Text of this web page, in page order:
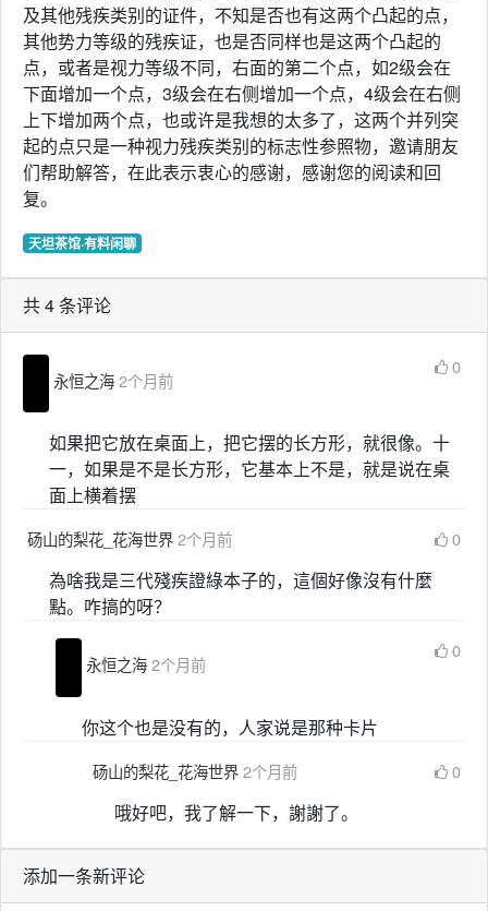
及其他残疾类别的证件，不知是否也有这两个凸起的点，
其他势力等级的残疾证，也是否同样也是这两个凸起的
点，或者是视力等级不同，右面的第二个点，如2级会在
下面增加一个点，3级会在右侧增加一个点，4级会在右侧
上下增加两个点，也或许是我想的太多了，这两个并列突
起的点只是一种视力残疾类别的标志性参照物，邀请朋友
们帮助解答，在此表示衷心的感谢，感谢您的阅读和回
复。
天坦茶馆·有料闲聊
共 4 条评论
永恒之海2个月前
0
如果把它放在桌面上，把它摆的长方形，就很像。十
一，如果是不是长方形，它基本上不是，就是说在桌
面上横着摆
砀山的梨花_花海世界2个月前 0
為啥我是三代殘疾證綠本子的，這個好像沒有什麼
點。咋搞的呀？
永恒之海2个月前
0
你这个也是没有的，人家说是那种卡片
砀山的梨花_花海世界2个月前 0
哦好吧，我了解一下，謝謝了。
添加一条新评论